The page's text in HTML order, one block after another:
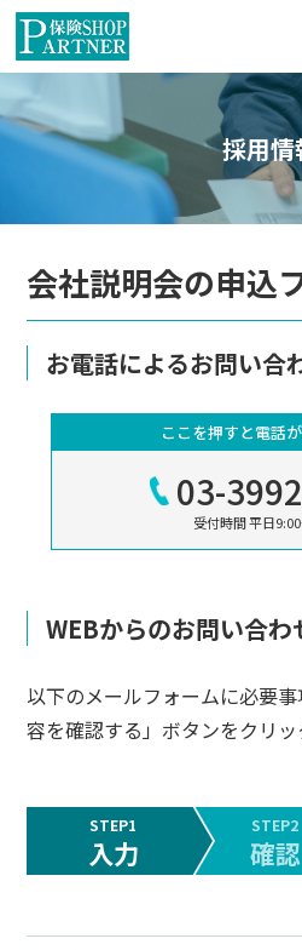
採用情
会社説明会の申込
お電話によるお問い合
ここを押すと電話
03-
受付時間 平日
WEBからのお問い合わ
以下のメールフォームに必要
容を確認する」ボタンをクリッ
STEP1
入力
STEP2
確認